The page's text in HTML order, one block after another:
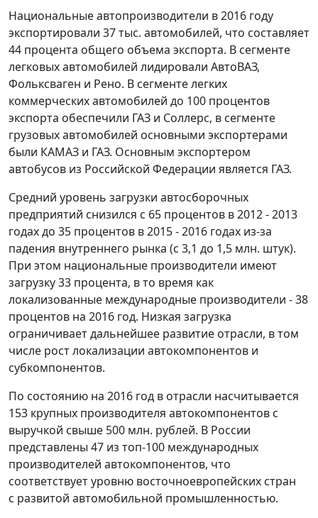
Национальные автопроизводители в 2016 году
экспортировали 37 тыс. автомобилей, что составляет
44 процента общего объема экспорта. В сегменте
легковых автомобилей лидировали АвтоВАЗ,
Фольксваген и Рено. В сегменте легких
коммерческих автомобилей до 100 процентов
экспорта обеспечили ГАЗ и Соллерс, в сегменте
грузовых автомобилей основными экспортерами
были КАМАЗ и ГАЗ. Основным экспортером
автобусов из Российской Федерации является ГАЗ.
Средний уровень загрузки автосборочных
предприятий снизился с 65 процентов в 2012 - 2013
годах до 35 процентов в 2015 - 2016 годах из-за
падения внутреннего рынка (с 3,1 до 1,5 млн. штук).
При этом национальные производители имеют
загрузку 33 процента, в то время как
локализованные международные производители - 38
процентов на 2016 год. Низкая загрузка
ограничивает дальнейшее развитие отрасли, в том
числе рост локализации автокомпонентов и
субкомпонентов.
По состоянию на 2016 год в отрасли насчитывается
153 крупных производителя автокомпонентов с
выручкой свыше 500 млн. рублей. В России
представлены 47 из топ-100 международных
производителей автокомпонентов, что
соответствует уровню восточноевропейских стран
с развитой автомобильной промышленностью.